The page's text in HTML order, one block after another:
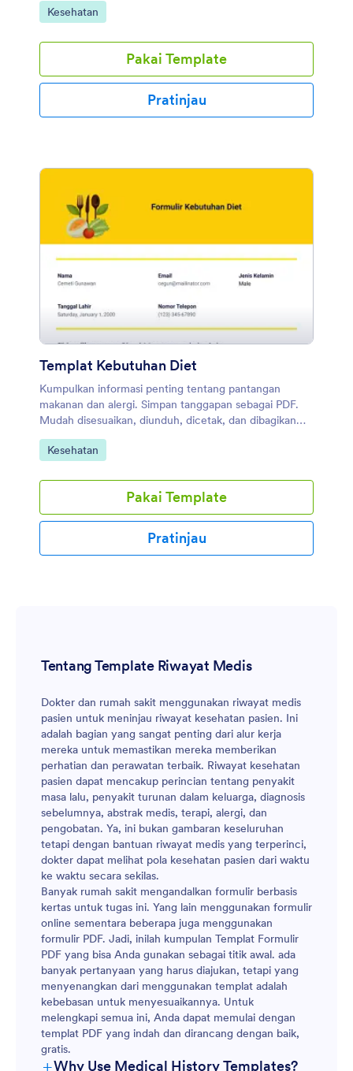
Buka Kategori:
Kesehatan
Pakai Template
Pratinjau
Templat Kebutuhan Diet
Kumpulkan informasi penting tentang pantangan
makanan dan alergi. Simpan tanggapan sebagai PDF.
Mudah disesuaikan, diunduh, dicetak, dan dibagikan
dengan staf dapur.
Buka Kategori:
Kesehatan
Pakai Template
Pratinjau
Tentang Template Riwayat Medis
Dokter dan rumah sakit menggunakan riwayat medis
pasien untuk meninjau riwayat kesehatan pasien. Ini
adalah bagian yang sangat penting dari alur kerja
mereka untuk memastikan mereka memberikan
perhatian dan perawatan terbaik. Riwayat kesehatan
pasien dapat mencakup perincian tentang penyakit
masa lalu, penyakit turunan dalam keluarga, diagnosis
sebelumnya, abstrak medis, terapi, alergi, dan
pengobatan. Ya, ini bukan gambaran keseluruhan
tetapi dengan bantuan riwayat medis yang terperinci,
dokter dapat melihat pola kesehatan pasien dari waktu
ke waktu secara sekilas.
Banyak rumah sakit mengandalkan formulir berbasis
kertas untuk tugas ini. Yang lain menggunakan formulir
online sementara beberapa juga menggunakan
formulir PDF. Jadi, inilah kumpulan Templat Formulir
PDF yang bisa Anda gunakan sebagai titik awal. ada
banyak pertanyaan yang harus diajukan, tetapi yang
menyenangkan dari menggunakan templat adalah
kebebasan untuk menyesuaikannya. Untuk
melengkapi semua ini, Anda dapat memulai dengan
templat PDF yang indah dan dirancang dengan baik,
gratis.
+Why Use Medical History Templates?